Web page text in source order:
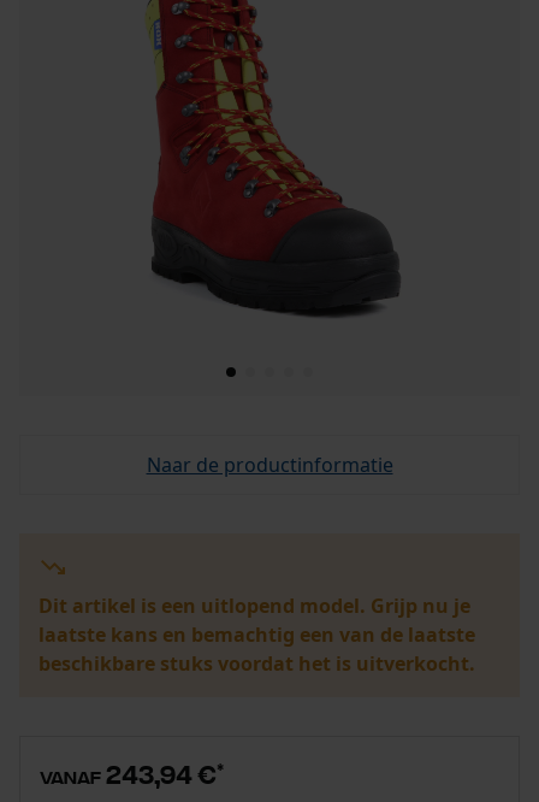
Naar de productinformatie
Dit artikel is een uitlopend model. Grijp nu je
laatste kans en bemachtig een van de laatste
beschikbare stuks voordat het is uitverkocht.
vanaf 243,94 €*